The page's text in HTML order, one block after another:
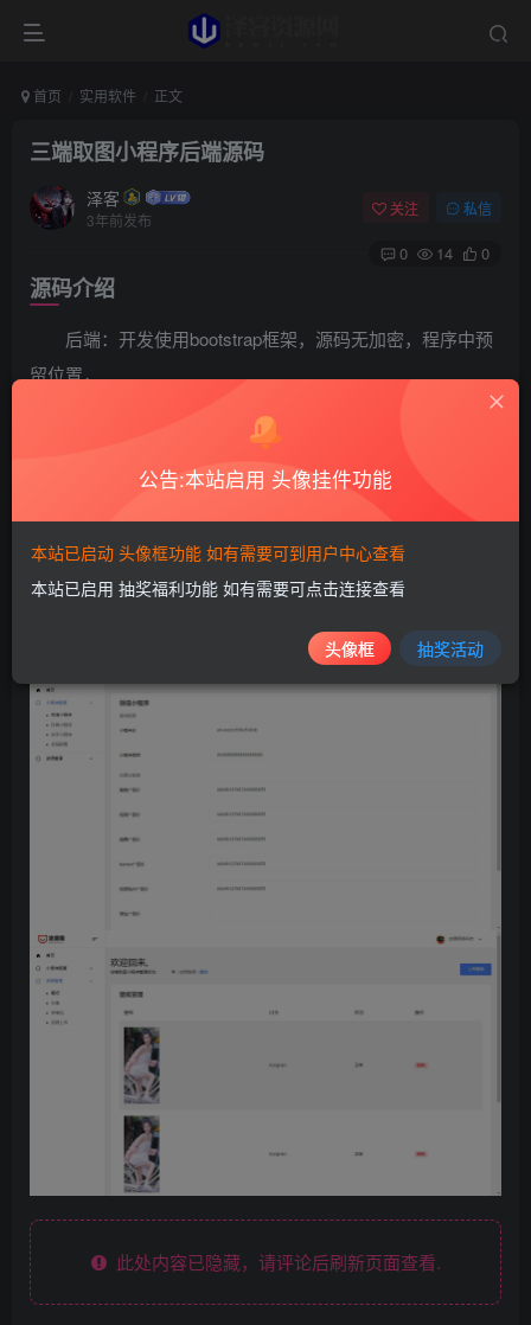
首页 实用软件 正文
三端取图小程序后端源码
泽客
3年前发布
关注 私信
0 14 0
源码介绍
后端：开发使用bootstrap框架，源码无加密，程序中预
留位置，
可拓展为支持创作者入驻取图小程序，接口使用json传
送数据，未进行加密。
前端：三端程序使用uniapp开发，前端源码中仅上传了
开发框架，请自行对接开发。
此处内容已隐藏，请评论后刷新页面查看.
公告:本站启用 头像挂件功能
本站已启动 头像框功能 如有需要可到用户中心查看
本站已启用 抽奖福利功能 如有需要可点击连接查看
头像框 抽奖活动